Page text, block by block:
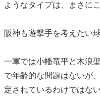
ようなタイプは、まさに
阪神も遊撃手を考えたい球
一軍では小幡竜平と木浪
で年齢的な問題はないが
定されているわけではな